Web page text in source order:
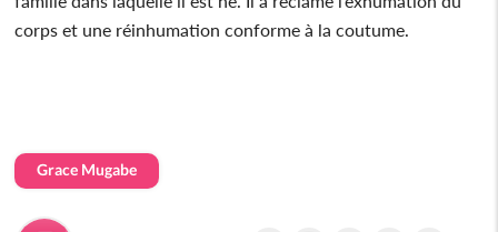
corps et une réinhumation conforme à la coutume.
Grace Mugabe